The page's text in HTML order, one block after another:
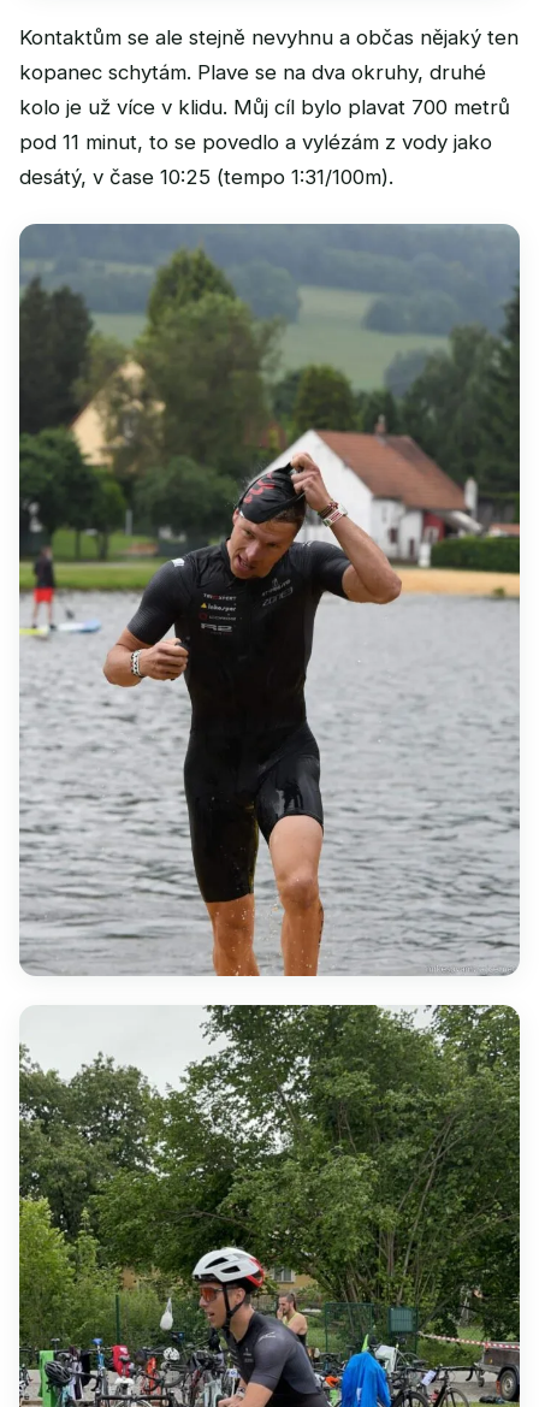
Kontaktům se ale stejně nevyhnu a občas nějaký ten
kopanec schytám. Plave se na dva okruhy, druhé
kolo je už více v klidu. Můj cíl bylo plavat 700 metrů
pod 11 minut, to se povedlo a vylézám z vody jako
desátý, v čase 10:25 (tempo 1:31/100m).